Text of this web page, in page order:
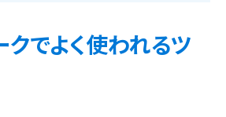
クでよく使われるツ